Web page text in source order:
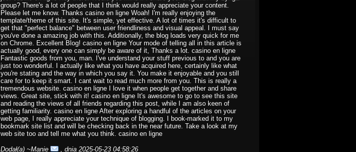
group? There's a lot of people that I think would really appreciate your content.
Please let me know. Thanks casino en ligne Woah! I'm really enjoying the
template/theme of this site. It's simple, yet effective. A lot of times it's difficult to
get that "perfect balance" between user friendliness and visual appeal. I must say
you've done a amazing job with this. Additionally, the blog loads very quick for me
on Chrome. Excellent Blog! casino en ligne Your mode of telling all in this article is
actually good, every one can simply be aware of it, Thanks a lot. casino en ligne
Fantastic goods from you, man. I've understand your stuff previous to and you are
just too wonderful. I actually like what you have acquired here, certainly like what
you're stating and the way in which you say it. You make it enjoyable and you still
care for to keep it smart. I cant wait to read much more from you. This is really a
tremendous website. casino en ligne I love it when people get together and share
views. Great site, stick with it! casino en ligne It's awesome to go to see this site
and reading the views of all friends regarding this post, while I am also keen of
getting familiarity. casino en ligne After exploring a handful of the articles on your
web page, I really appreciate your technique of blogging. I book-marked it to my
bookmark site list and will be checking back in the near future. Take a look at my
web site too and tell me what you think. casino en ligne
Dodał(a) ~Manie
, dnia 2025-05-23 04:58:26